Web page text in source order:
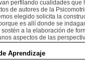
perfilando cualidades que
de autores de la
elegido solicita la
es allí donde se
a la elaboración de
aspectos de las
Aprendizaje